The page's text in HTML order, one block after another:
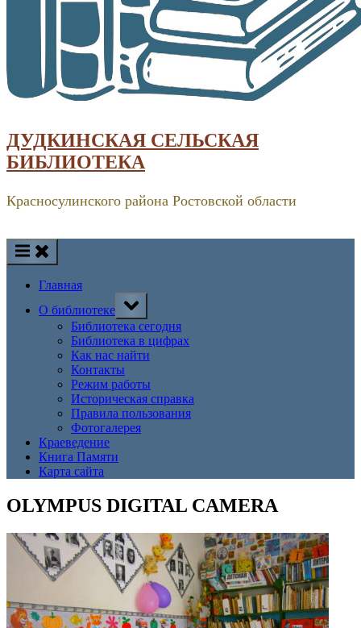
ДУДКИНСКАЯ СЕЛЬСКАЯ
БИБЛИОТЕКА
Красносулинского района Ростовской области
Главная
О библиотеке
Toggle
sub-
menu
Библиотека сегодня
Библиотека в цифрах
Как нас найти
Контакты
Режим работы
Историческая справка
Правила пользования
Фотогалерея
Краеведение
Книга Памяти
Карта сайта
OLYMPUS DIGITAL CAMERA